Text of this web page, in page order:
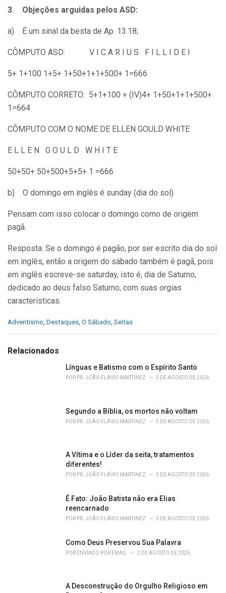
3. Objeções arguidas pelos ASD:
a) É um sinal da besta de Ap. 13.18;
CÔMPUTO ASD: V I C A R I U S F I L L I D E I
5+ 1+100 1+5+ 1+50+1+1+500+ 1=666
CÔMPUTO CORRETO: 5+1+100 + (IV)4+ 1+50+1+1+500+
1=664
CÔMPUTO COM O NOME DE ELLEN GOULD WHITE
E L L E N G O U L D W H I T E
50+50+ 50+500+5+5+ 1 =666
b) O domingo em inglês é sunday (dia do sol)
Pensam com isso colocar o domingo como de origem
pagã.
Resposta: Se o domingo é pagão, por ser escrito dia do sol
em inglês, então a origem do sábado também é pagã, pois
em inglês escreve-se saturday, isto é, dia de Saturno,
dedicado ao deus falso Saturno, com suas orgias
características.
C
e
Adventismo Destaques O Sábado Seitas
Relacionados
Línguas e Batismo com o Espírito Santo
POR PR. JOÃO FLÁVIO MARTINEZ 5 DE AGOSTO DE 2026
Segundo a Bíblia, os mortos não voltam
POR PR. JOÃO FLÁVIO MARTINEZ 5 DE AGOSTO DE 2026
A Vítima e o Líder da seita, tratamentos
diferentes!
POR PR. JOÃO FLÁVIO MARTINEZ 3 DE AGOSTO DE 2026
É Fato: João Batista não era Elias
reencarnado
POR PR. JOÃO FLÁVIO MARTINEZ 3 DE AGOSTO DE 2026
Como Deus Preservou Sua Palavra
POR ENVIADO POR EMAIL 2 DE AGOSTO DE 2026
A Desconstrução do Orgulho Religioso em